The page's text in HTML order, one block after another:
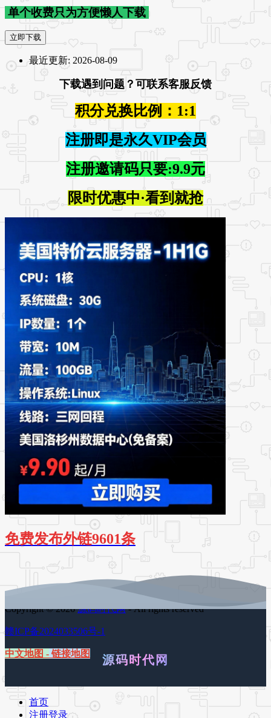
单个收费只为方便懒人下载
立即下载
最近更新: 2026-08-09
下载遇到问题？可联系客服反馈
积分兑换比例：1:1
注册即是永久VIP会员
注册邀请码只要:9.9元
限时优惠中·看到就抢
免费发布外链9601条
Copyright © 2026源码时代网- All rights reserved
赣ICP备2024033506号-1
中文地图 - 链接地图 源码时代网
首页
注册登录